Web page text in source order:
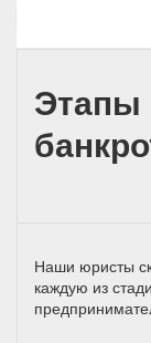
Этапы
Наши юристы
каждую из